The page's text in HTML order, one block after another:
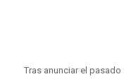
Tras anunciar el